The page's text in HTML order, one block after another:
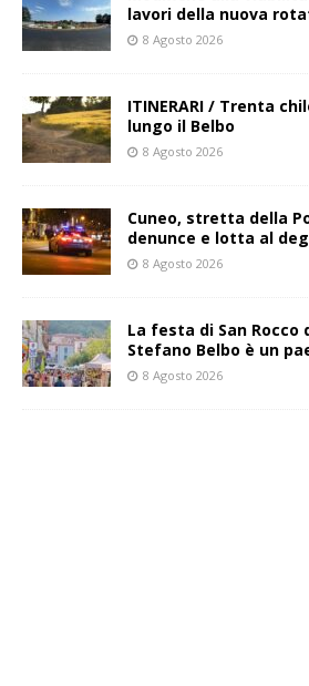
lavori della nuova
8 Agosto 2026
ITINERARI / Trenta
lungo il Belbo
8 Agosto 2026
Cuneo, stretta della
denunce e lotta al
8 Agosto 2026
La festa di San Rocco
Stefano Belbo è un
8 Agosto 2026